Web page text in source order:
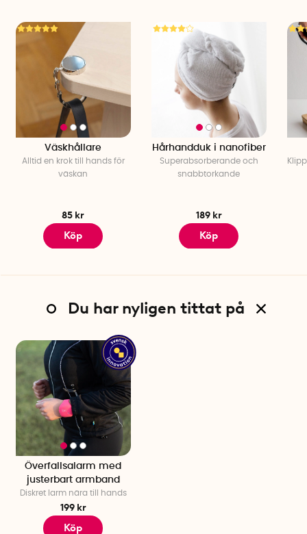
Väskhållare
Alltid en krok till hands för
väskan
85 kr
Köp
Hårhandduk i nanofiber
Superabsorberande och
snabbtorkande
189 kr
Köp
Du har nyligen tittat på
Överfallsalarm med
justerbart armband
Diskret larm nära till hands
199 kr
Köp